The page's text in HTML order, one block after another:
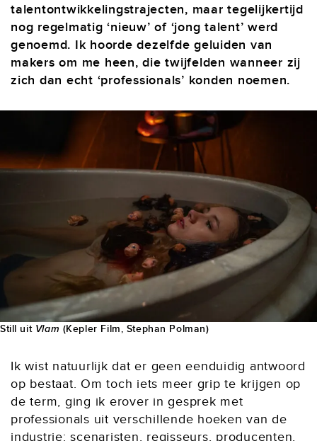
talentontwikkelingstrajecten, maar tegelijkertijd
nog regelmatig ‘nieuw’ of ‘jong talent’ werd
genoemd. Ik hoorde dezelfde geluiden van
makers om me heen, die twijfelden wanneer zij
zich dan echt ‘professionals’ konden noemen.
Still uit Vlam (Kepler Film, Stephan Polman)
Ik wist natuurlijk dat er geen eenduidig antwoord
op bestaat. Om toch iets meer grip te krijgen op
de term, ging ik erover in gesprek met
professionals uit verschillende hoeken van de
industrie: scenaristen, regisseurs, producenten,